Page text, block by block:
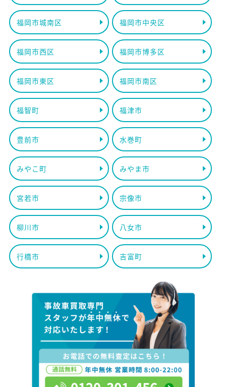
福岡市城南区 福岡市中央区
福岡市西区 福岡市博多区
福岡市東区 福岡市南区
福智町 福津市
豊前市 水巻町
みやこ町 みやま市
宮若市 宗像市
柳川市 八女市
行橋市 吉富町